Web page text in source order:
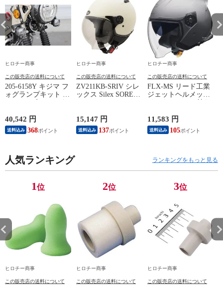
ヒロチー商事
この販売店の送料について
205-6158Y キジマ フ
ォグランプキット イ
JA55/8BJ-JA65)
40,542 円
送料込み 368
ヒロチー商事
この販売店の送料について
ZV211KB-SRIV シレ
ックス Silex SOREL-
アイボリー
15,147 円
送料込み 137
ヒロチー商事
この販売店の送料について
FLX-MS リード工業
ジェットヘルメット
サイズ
11,583 円
送料込み 105
人気ランキング ランキングをもっと見る
1位
ヒロチー商事
この販売店の送料について
2位
ヒロチー商事
この販売店の送料について
3位
ヒロチー商事
この販売店の送料について